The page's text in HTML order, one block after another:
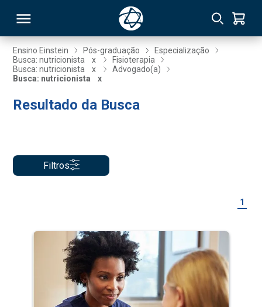
Ensino Einstein Pós-graduação
Especialização
Busca: nutricionista
x
Fisioterapia
Busca: nutricionista
x
Advogado(a)
Busca: nutricionista
x
Resultado da Busca
Filtros
1